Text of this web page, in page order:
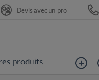
produits
Devis avec un pro